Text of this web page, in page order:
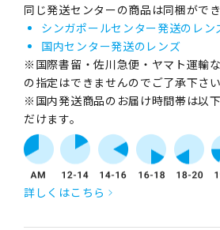
同じ発送センターの商品は同梱ができ
シンガポールセンター発送のレン
国内センター発送のレンズ
※国際書留・佐川急便・ヤマト運輸
の指定はできませんのでご了承下さい
※国内発送商品のお届け時間帯は以
だけます。
詳しくはこちら